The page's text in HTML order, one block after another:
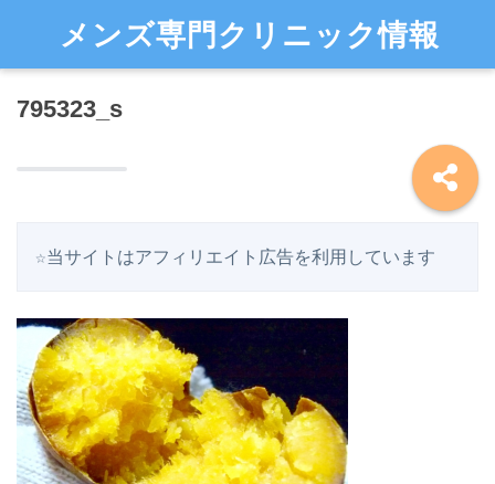
メンズ専門クリニック情報
795323_s
☆当サイトはアフィリエイト広告を利用しています